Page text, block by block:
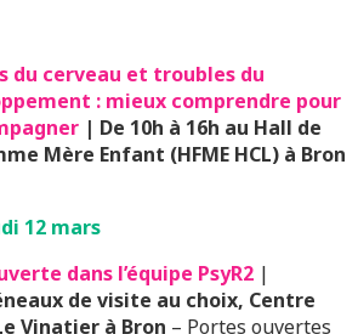
du cerveau et troubles du
: mieux comprendre pour
| De 10h à 16h au Hall de
Mère Enfant (HFME HCL) à Bron
12 mars
dans l’équipe PsyR2 |
de visite au choix, Centre
Vinatier à Bron – Portes ouvertes